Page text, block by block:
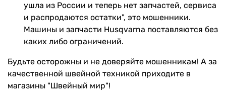
ушла из России и теперь нет запчастей, сервиса
и распродаются остатки", это мошенники.
Машины и запчасти Husqvarna поставляются без
каких либо ограничений.
Будьте осторожны и не доверяйте мошенникам! А за
качественной швейной техникой приходите в
магазины "Швейный мир"!